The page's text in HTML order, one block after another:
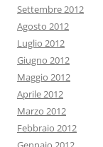
Settembre 2012
Agosto 2012
Luglio 2012
Giugno 2012
Maggio 2012
Aprile 2012
Marzo 2012
Febbraio 2012